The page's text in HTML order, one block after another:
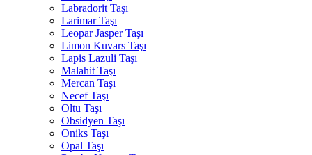
Labradorit Taşı
Larimar Taşı
Leopar Jasper Taşı
Limon Kuvars Taşı
Lapis Lazuli Taşı
Malahit Taşı
Mercan Taşı
Necef Taşı
Oltu Taşı
Obsidyen Taşı
Oniks Taşı
Opal Taşı